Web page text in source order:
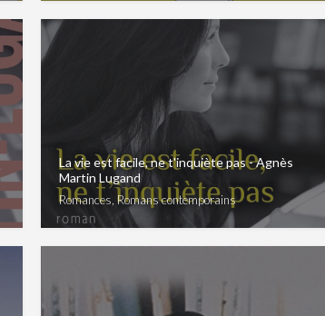
La vie est facile, ne t'inquiète pas - Agnès
Martin Lugand
Romances, Romans contemporains